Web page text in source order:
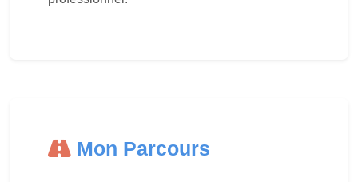
Mon Parcours